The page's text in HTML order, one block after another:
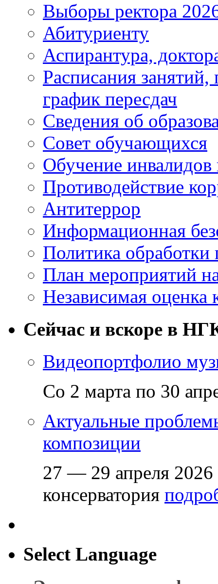
Выборы ректора
Абитуриенту
Аспирантура,
Расписания
график пересдач
Сведения об
Совет обучающихся
Обучение
Противодействие
Антитеррор
Информационная
Политика
План мероприятий
Независимая оценка
Сейчас и вскоре в
Видеопортфолио
Со 2 марта по 30
Актуальные
композиции
27 — 29 апреля 2026
консерватория
Select Language